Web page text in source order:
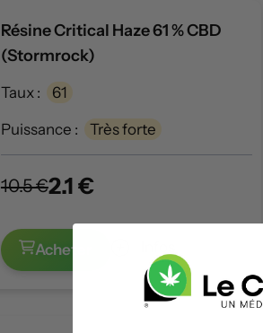
Résine Critical Haze 61 % CBD
(Stormrock)
Taux : 61
Puissance : Très forte
10.5 €2.1 €
Acheter